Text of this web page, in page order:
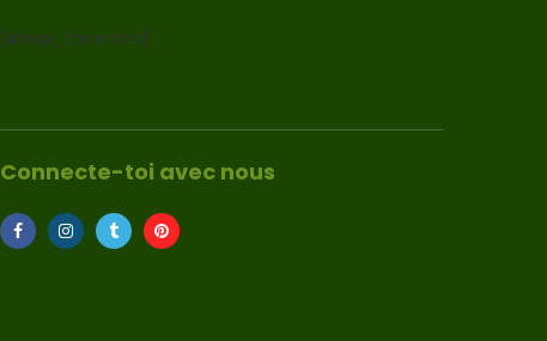
[sibwp_form id=1]
Connecte-toi avec nous